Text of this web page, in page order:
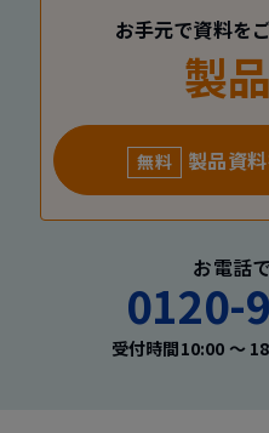
お手元で資料を
製
無料 製品資
お電話
0120-
受付時間10:00 〜